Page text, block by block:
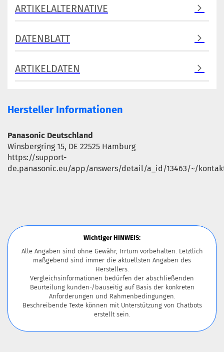
ARTIKELALTERNATIVE
DATENBLATT
ARTIKELDATEN
Hersteller Informationen
Panasonic Deutschland
Winsbergring 15, DE 22525 Hamburg
https://support-
de.panasonic.eu/app/answers/detail/a_id/13463/~/
Wichtiger HINWEIS:
Alle Angaben sind ohne Gewähr, Irrtum vorbehalten. Letztlich
maßgebend sind immer die aktuellsten Angaben des
Herstellers.
Vergleichsinformationen bedürfen der abschließenden
Beurteilung kunden-/bauseitig auf Basis der konkreten
Anforderungen und Rahmenbedingungen.
Beschreibende Texte können mit Unterstützung von Chatbots
erstellt sein.